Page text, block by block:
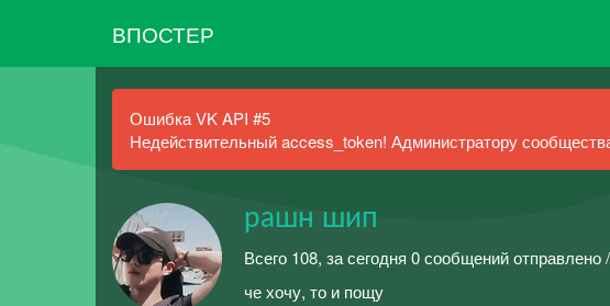
ВПОСТЕР
Ошибка VK API #5
Недействительный access_token! Администратору
рашн шип
Всего 108, за сегодня 0 сообщений отправлено
че хочу, то и пощу